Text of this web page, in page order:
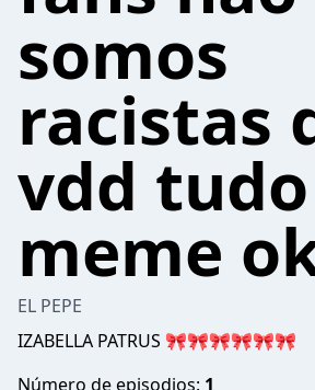
somos
racistas
vdd
meme
EL PEPE
IZABELLA PATRUS 🎀🎀🎀🎀🎀🎀
Número de episodios: 1